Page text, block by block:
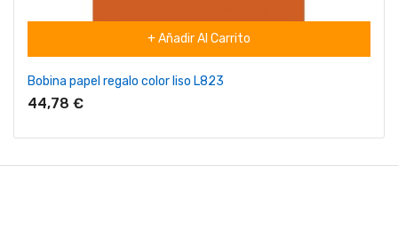
+ Añadir Al Carrito
Bobina papel regalo color liso L823
44,78 €